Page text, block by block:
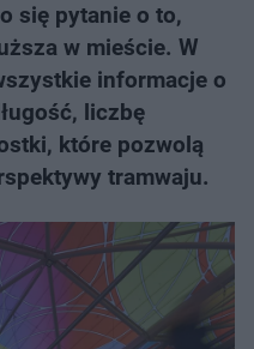
się pytanie o to,
w mieście. W
informacje o
liczbę
które pozwolą
tramwaju.